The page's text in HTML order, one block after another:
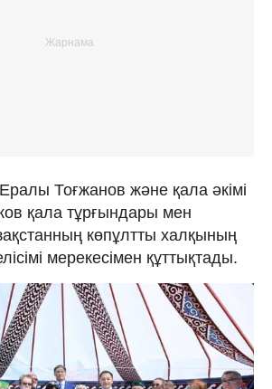
Тоғжанов және қала әкімі
қала тұрғындары мен
көпұлтты халқының
мерекесімен құттықтады.